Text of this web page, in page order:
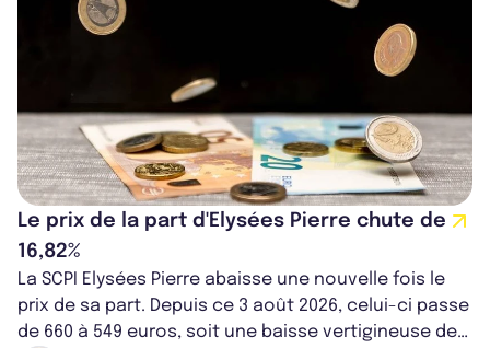
Le prix de la part d'Elysées Pierre chute de
16,82%
La SCPI Elysées Pierre abaisse une nouvelle fois le
prix de sa part. Depuis ce 3 août 2026, celui-ci passe
de 660 à 549 euros, soit une baisse vertigineuse de